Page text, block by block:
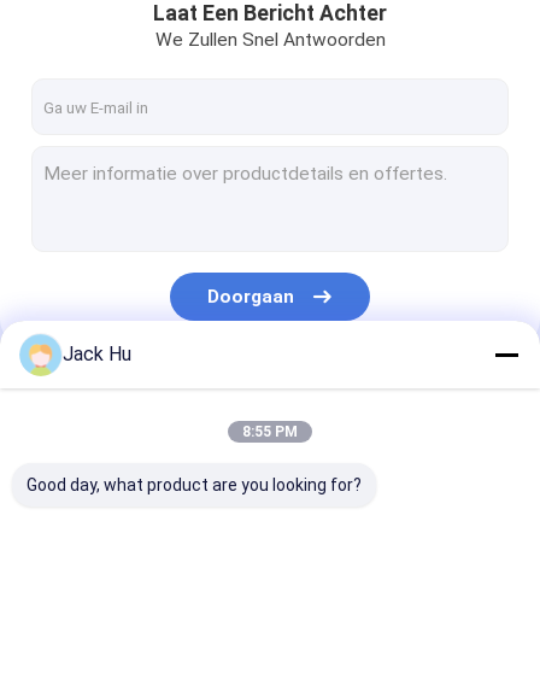
Gemotoriseerde Passagierstreden
Luchthaven Ambulift
Toiletservicewagen
De Bus van de luchthavenpassagier
Laat Een Bericht Achter
We Zullen Snel Antwoorden
Doorgaan
Onze Categorieën
Jack Hu
8:55 PM
Good day, what product are you looking for?